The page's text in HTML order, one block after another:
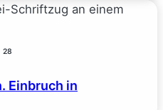
28
Einbruch in